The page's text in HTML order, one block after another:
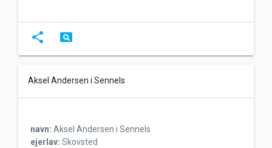
share pageview
Aksel Andersen i Sennels
navn: Aksel Andersen i Sennels
ejerlav: Skovsted